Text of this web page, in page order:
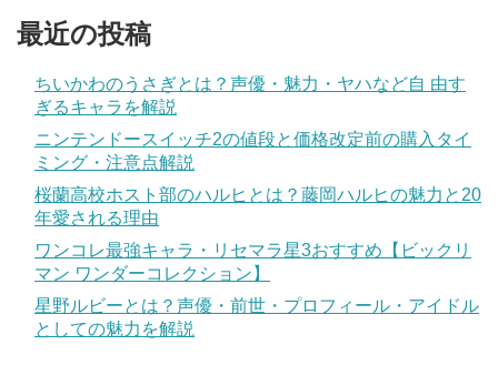
最近の投稿
ちいかわのうさぎとは？声優・魅力・ヤハなど自 由す
ぎるキャラを解説
ニンテンドースイッチ2の値段と価格改定前の購入タイ
ミング・注意点解説
桜蘭高校ホスト部のハルヒとは？藤岡ハルヒの魅力と20
年愛される理由
ワンコレ最強キャラ・リセマラ星3おすすめ【ビックリ
マン ワンダーコレクション】
星野ルビーとは？声優・前世・プロフィール・アイドル
としての魅力を解説